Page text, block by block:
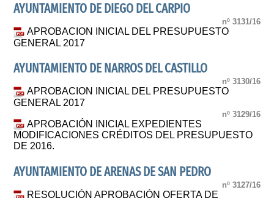
AYUNTAMIENTO DE DIEGO DEL CARPIO
nº 3131/16
APROBACION INICIAL DEL PRESUPUESTO
GENERAL 2017
AYUNTAMIENTO DE NARROS DEL CASTILLO
nº 3130/16
APROBACION INICIAL DEL PRESUPUESTO
GENERAL 2017
nº 3129/16
APROBACIÓN INICIAL EXPEDIENTES
MODIFICACIONES CRÉDITOS DEL PRESUPUESTO
DE 2016.
AYUNTAMIENTO DE ARENAS DE SAN PEDRO
nº 3127/16
RESOLUCIÓN APROBACIÓN OFERTA DE